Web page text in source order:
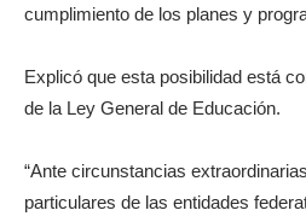
cumplimiento de los planes y
Explicó que esta posibilidad está
de la Ley General de Educación.
“Ante circunstancias
particulares de las entidades